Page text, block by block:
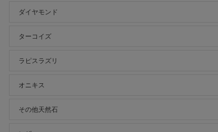
ダイヤモンド
ターコイズ
ラピスラズリ
オニキス
その他天然石